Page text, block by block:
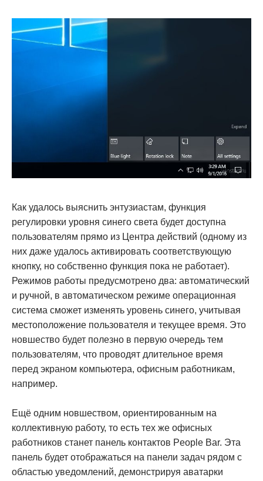
Как удалось выяснить энтузиастам, функция
регулировки уровня синего света будет доступна
пользователям прямо из Центра действий (одному из
них даже удалось активировать соответствующую
кнопку, но собственно функция пока не работает).
Режимов работы предусмотрено два: автоматический
и ручной, в автоматическом режиме операционная
система сможет изменять уровень синего, учитывая
местоположение пользователя и текущее время. Это
новшество будет полезно в первую очередь тем
пользователям, что проводят длительное время
перед экраном компьютера, офисным работникам,
например.
Ещё одним новшеством, ориентированным на
коллективную работу, то есть тех же офисных
работников станет панель контактов People Bar. Эта
панель будет отображаться на панели задач рядом с
областью уведомлений, демонстрируя аватарки